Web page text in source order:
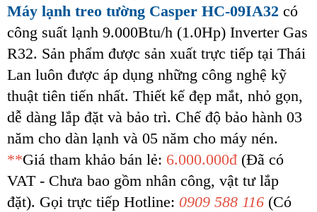
Máy lạnh treo tường Casper HC-09IA32 có
công suất lạnh 9.000Btu/h (1.0Hp) Inverter Gas
R32. Sản phẩm được sản xuất trực tiếp tại Thái
Lan luôn được áp dụng những công nghệ kỹ
thuật tiên tiến nhất. Thiết kế đẹp mắt, nhỏ gọn,
dễ dàng lắp đặt và bảo trì. Chế độ bảo hành 03
năm cho dàn lạnh và 05 năm cho máy nén.
**Giá tham khảo bán lẻ: 6.000.000đ (Đã có
VAT - Chưa bao gồm nhân công, vật tư lắp
đặt). Gọi trực tiếp Hotline: 0909 588 116 (Có